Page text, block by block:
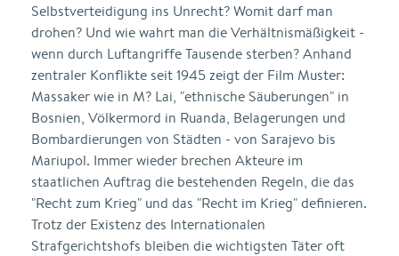
Selbstverteidigung ins Unrecht? Womit darf man
drohen? Und wie wahrt man die Verhältnismäßigkeit -
wenn durch Luftangriffe Tausende sterben? Anhand
zentraler Konflikte seit 1945 zeigt der Film Muster:
Massaker wie in M? Lai, "ethnische Säuberungen" in
Bosnien, Völkermord in Ruanda, Belagerungen und
Bombardierungen von Städten - von Sarajevo bis
Mariupol. Immer wieder brechen Akteure im
staatlichen Auftrag die bestehenden Regeln, die das
"Recht zum Krieg" und das "Recht im Krieg" definieren.
Trotz der Existenz des Internationalen
Strafgerichtshofs bleiben die wichtigsten Täter oft